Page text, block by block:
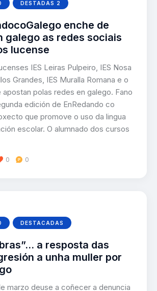
DESTADAS 2
enche de
galego as redes sociais
lucense
IES Leiras Pulpeiro, IES Nosa
Grandes, IES Muralla Romana e o
apostan polas redes en galego. Fano
edición de EnRedando co
que promove o uso da lingua
escolar. O alumnado dos cursos
0 0
DESTACADAS
a resposta das
a unha muller por
marzo deuse a coñecer a denuncia